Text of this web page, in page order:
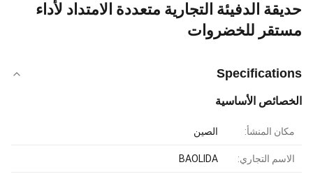
حديقة الدفيئة التجارية متعددة الامتداد لأداء
مستقر للخضروات
Specifications
الخصائص الأساسية
مكان المنشأ: الصين
الاسم التجاري: BAOLIDA